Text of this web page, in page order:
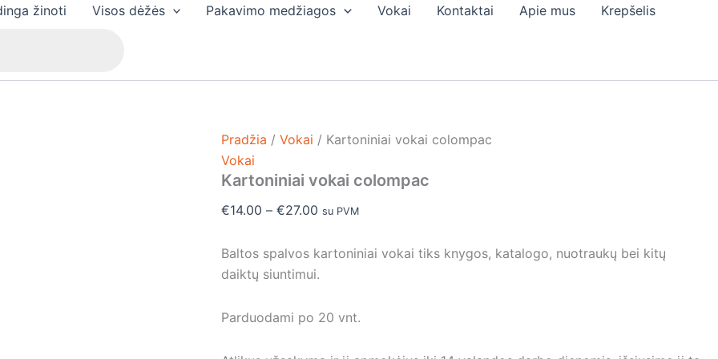
žinoti Visos dėžės Pakavimo medžiagos Vokai Kontaktai Apie mus Krepšelis
Pradžia /Vokai / Kartoniniai vokai colompac
Vokai
Kartoniniai vokai colompac
€14.00 – €27.00
Price
su PVM
Baltos spalvos kartoniniai vokai tiks knygos, katalogo, nuotraukų bei kitų
daiktų siuntimui.
Parduodami po 20 vnt.
produkto